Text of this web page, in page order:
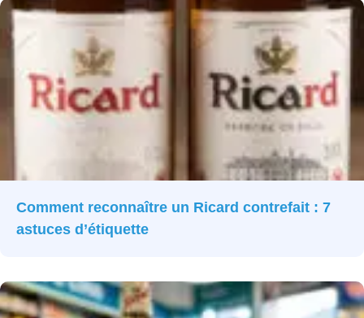
Comment reconnaître un Ricard contrefait : 7
astuces d’étiquette